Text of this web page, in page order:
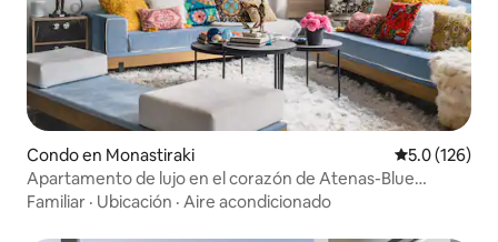
Condo en Monastiraki Calificación
5.0 (126)
Apartamento de lujo en el corazón de Atenas-Blue
Graphite
Familiar · Ubicación · Aire acondicionado